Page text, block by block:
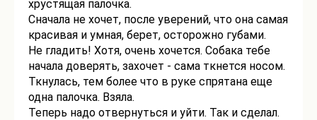
хрустящая палочка.
Сначала не хочет, после уверений, что она самая
красивая и умная, берет, осторожно губами.
Не гладить! Хотя, очень хочется. Собака тебе
начала доверять, захочет - сама ткнется носом.
Ткнулась, тем более что в руке спрятана еще
одна палочка. Взяла.
Теперь надо отвернуться и уйти. Так и сделал.